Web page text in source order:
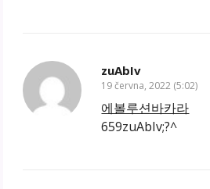
zuAbIv
19 června, 2022 (5:02)
에볼루션바카라
659zuAbIv;?^